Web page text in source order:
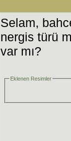
Selam,
nergis türü
var mı?
Eklenen Resimler